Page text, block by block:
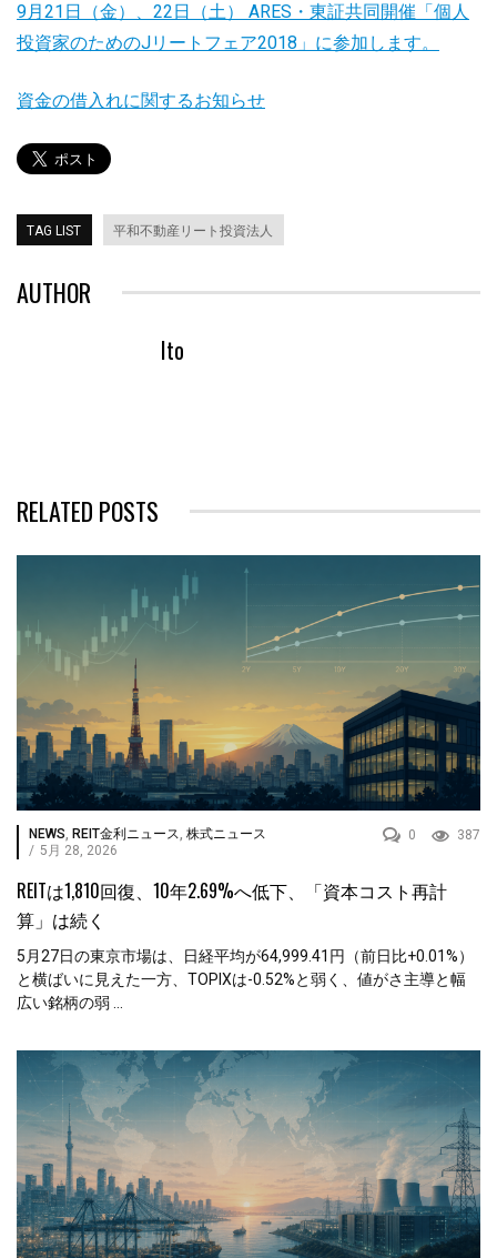
9月21日（金）、22日（土） ARES・東証共同開催「個人
投資家のためのJリートフェア2018」に参加します。
資金の借入れに関するお知らせ
TAG LIST 平和不動産リート投資法人
AUTHOR
Ito
RELATED POSTS
387
0
NEWS, REIT金利ニュース, 株式ニュース
/ 5月 28, 2026
REITは1,810回復、10年2.69%へ低下、「資本コスト再計
算」は続く
5月27日の東京市場は、日経平均が64,999.41円（前日比+0.01%）
と横ばいに見えた一方、TOPIXは-0.52%と弱く、値がさ主導と幅
広い銘柄の弱 ...